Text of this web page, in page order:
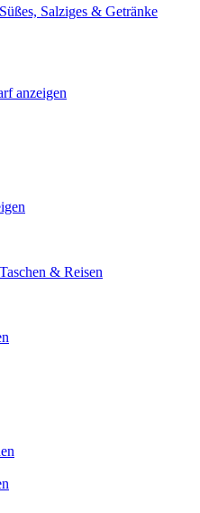
Süßes, Salziges & Getränke
anzeigen
Taschen & Reisen